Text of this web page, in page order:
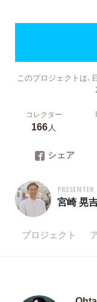
このプロジェクトは、
コレクター
166人
シェア
PRESENTER
宮崎 晃
プロジェクト